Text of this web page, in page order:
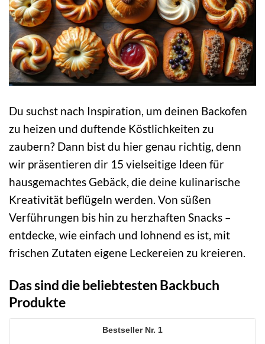
Du suchst nach Inspiration, um deinen Backofen
zu heizen und duftende Köstlichkeiten zu
zaubern? Dann bist du hier genau richtig, denn
wir präsentieren dir 15 vielseitige Ideen für
hausgemachtes Gebäck, die deine kulinarische
Kreativität beflügeln werden. Von süßen
Verführungen bis hin zu herzhaften Snacks –
entdecke, wie einfach und lohnend es ist, mit
frischen Zutaten eigene Leckereien zu kreieren.
Das sind die beliebtesten Backbuch
Produkte
1